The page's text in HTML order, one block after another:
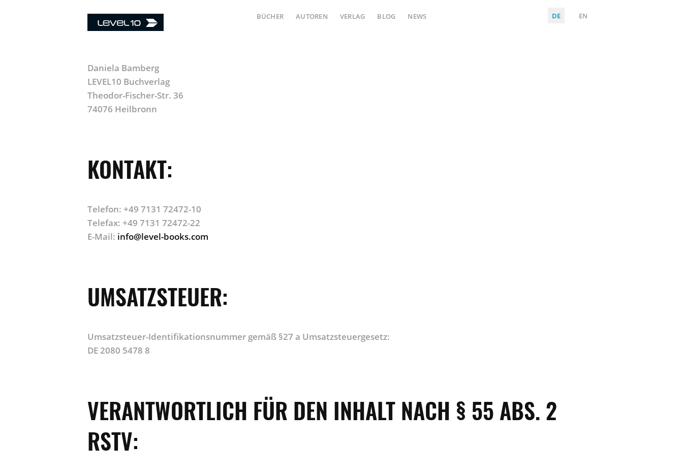
BÜCHER AUTOREN VERLAG BLOG NEWS DE EN
Daniela Bamberg
LEVEL10 Buchverlag
Theodor-Fischer-Str. 36
74076 Heilbronn
KONTAKT:
Telefon: +49 7131 72472-10
Telefax: +49 7131 72472-22
E-Mail: info@level-books.com
UMSATZSTEUER:
Umsatzsteuer-Identifikationsnummer gemäß §27 a Umsatzsteuergesetz:
DE 2080 5478 8
VERANTWORTLICH FÜR DEN INHALT NACH § 55 ABS. 2
RSTV: